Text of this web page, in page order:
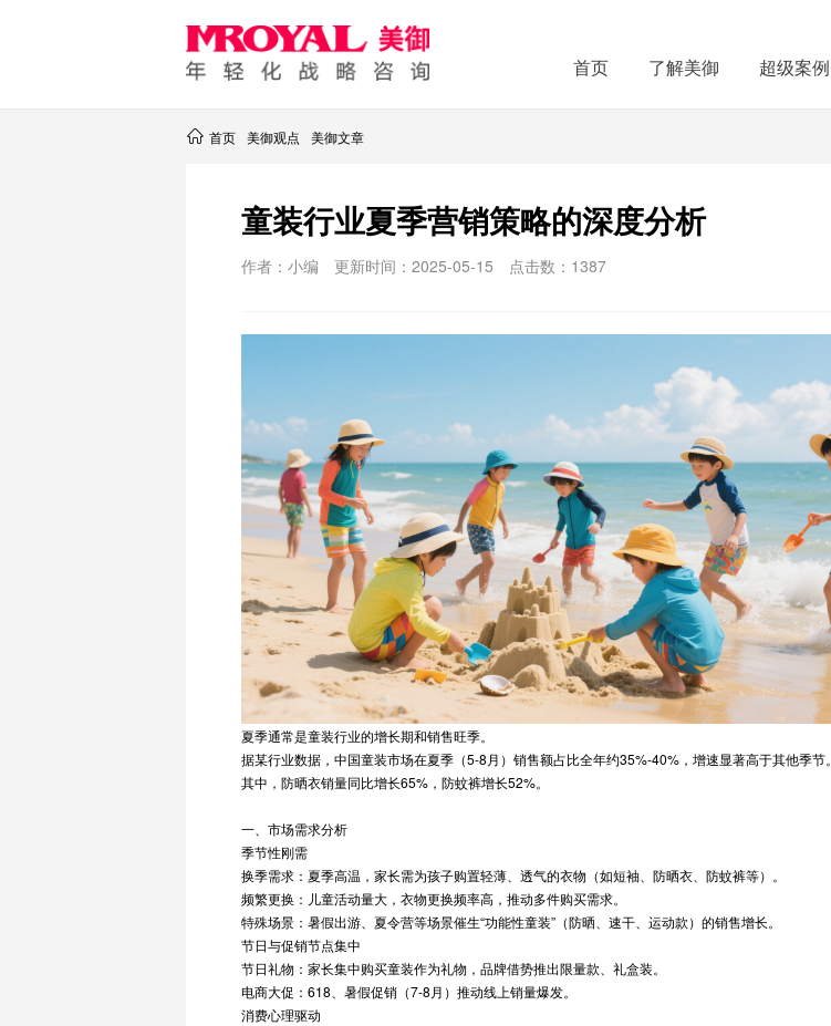
首页 了解美御 超级案例
首页 美御观点 美御文章
童装行业夏季营销策略的深度分析
作者：小编 更新时间：2025-05-15 点击数： 1387
夏季通常是童装行业的增长期和销售旺季。
据某行业数据，中国童装市场在夏季（5-8月）销售额占比全年约35%-40%，增速显著高于其他季节。
其中，防晒衣销量同比增长65%，防蚊裤增长52%。
一、市场需求分析
季节性刚需
换季需求：夏季高温，家长需为孩子购置轻薄、透气的衣物（如短袖、防晒衣、防蚊裤等）。
频繁更换：儿童活动量大，衣物更换频率高，推动多件购买需求。
特殊场景：暑假出游、夏令营等场景催生“功能性童装”（防晒、速干、运动款）的销售增长。
节日与促销节点集中
节日礼物：家长集中购买童装作为礼物，品牌借势推出限量款、礼盒装。
电商大促：618、暑假促销（7-8月）推动线上销量爆发。
消费心理驱动